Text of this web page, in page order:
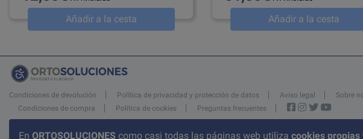
En ORTOSOLUCIONES como casi todas las páginas web utiliza cookies propias
Añadir a la cesta Añadir a la cesta
Condiciones de devolución Política de privacidad y protección de datos Aviso legal
Sobre
Condiciones de compra
Política de cookies Preguntas frecuentes
Atención al cliente